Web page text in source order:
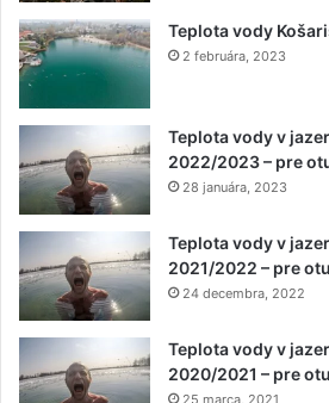
Teplota vody
2 februára, 2023
Teplota vody v
2022/2023 – pre
28 januára, 2023
Teplota vody v
2021/2022 – pre
24 decembra, 2022
Teplota vody v
2020/2021 – pre
25 marca, 2021